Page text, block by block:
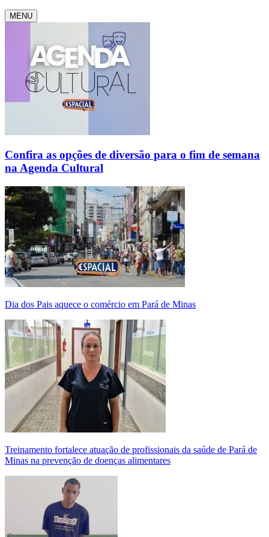
MENU
Confira as opções de diversão para o fim de semana
na Agenda Cultural
Dia dos Pais aquece o comércio em Pará de Minas
Treinamento fortalece atuação de profissionais da saúde de Pará de
Minas na prevenção de doenças alimentares